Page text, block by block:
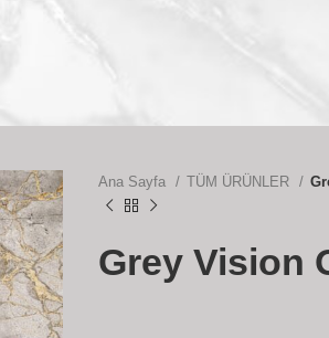
Ana Sayfa TÜM ÜRÜNLER
Grey Vision